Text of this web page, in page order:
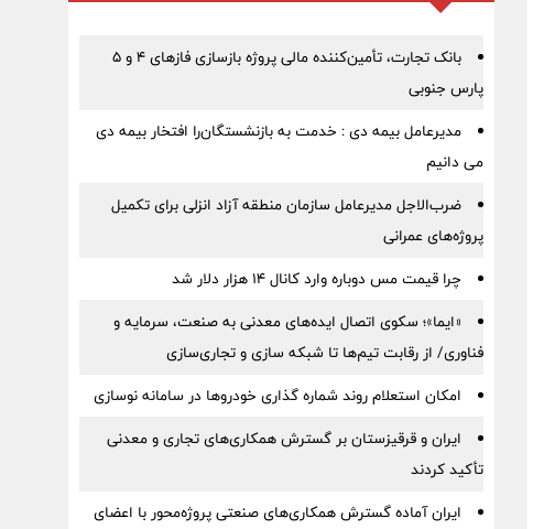
بانک تجارت، تأمین‌کننده مالی پروژه بازسازی فازهای ۴ و ۵
پارس جنوبی
مدیرعامل بیمه دی : خدمت به بازنشستگان‌را افتخار بیمه دی
می دانیم
ضرب‌الاجل مدیرعامل سازمان منطقه آزاد انزلی برای تكمیل
پروژه‌های عمرانی
چرا قیمت مس دوباره وارد کانال ۱۴ هزار دلار شد
«ایما»؛ سکوی اتصال ایده‌های معدنی به صنعت، سرمایه و
فناوری/ از رقابت تیم‌ها تا شبکه سازی و تجاری‌سازی
امکان استعلام روند شماره گذاری خودروها در سامانه نوسازی
ایران و قرقیزستان بر گسترش همکاری‌های تجاری و معدنی
تأکید کردند
ایران آماده گسترش همکاری‌های صنعتی پروژه‌محور با اعضای